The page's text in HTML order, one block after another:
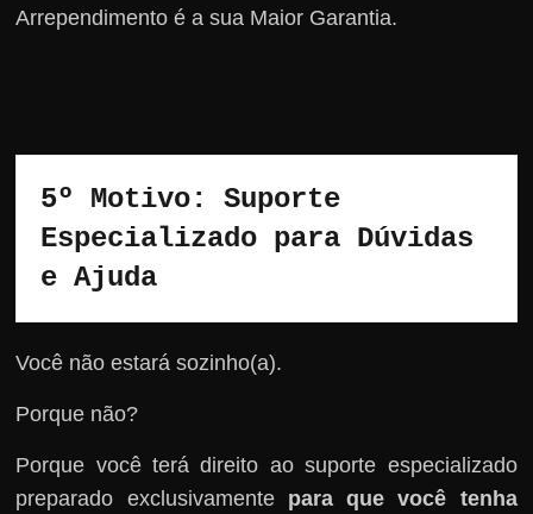
Arrependimento é a sua Maior Garantia.
5º Motivo: Suporte
Especializado para Dúvidas
e Ajuda
Você não estará sozinho(a).
Porque não?
Porque você terá direito ao suporte especializado
preparado exclusivamente para que você tenha